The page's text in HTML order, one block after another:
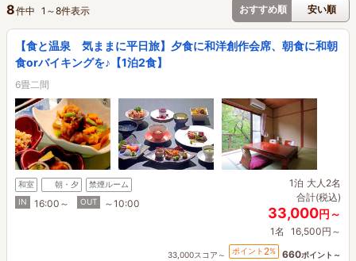
おすすめ順
安い順
8件中 1 ～8件表示
【食と温泉 気ままに平日旅】夕食に和洋創作会席、朝食に和朝
食orバイキングを♪【1泊2食】
6畳二間
和室 朝・夕
禁煙ルーム
IN
16:00～ OUT ～10:00
1泊 大人2名
合計(税込)
33,000円～
1名 16,500円～
33,000スコア～ ポイント 2% 660ポイント～